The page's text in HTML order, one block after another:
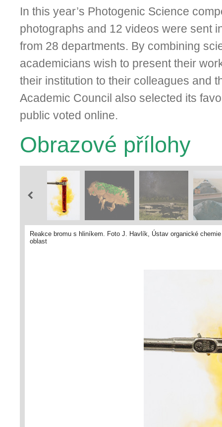
In this year’s Photogenic Science
photographs and 12 videos were sent
from 28 departments. By combining
academicians wish to present their
their institution to their colleagues and
Academic Council also selected its
public voted online.
Obrazové přílohy
Reakce bromu s hliníkem. Foto J. Havlík, Ústav organické
oblast